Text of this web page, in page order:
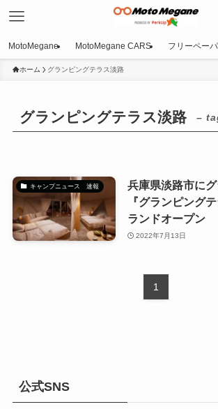
MotoMegane MotoMegane CARS フリーペー
ホーム グランピングテラス淡路
グランピングテラス淡路 –
キャンプニュース 速報
兵庫県淡路市に
『グランピング
ランドオープン
2022年7月13日
1
公式SNS